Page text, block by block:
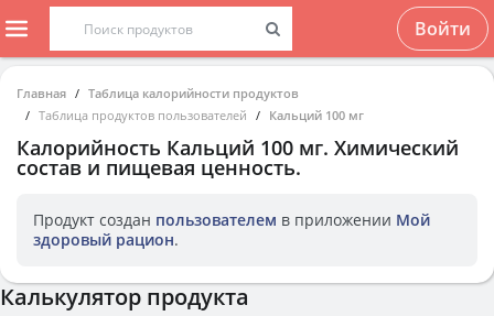
Войти
Главная
Таблица калорийности продуктов
Таблица продуктов пользователей
Кальций 100 мг
Калорийность Кальций 100 мг. Химический
состав и пищевая ценность.
Продукт создан пользователем в приложении Мой
здоровый рацион.
Калькулятор продукта